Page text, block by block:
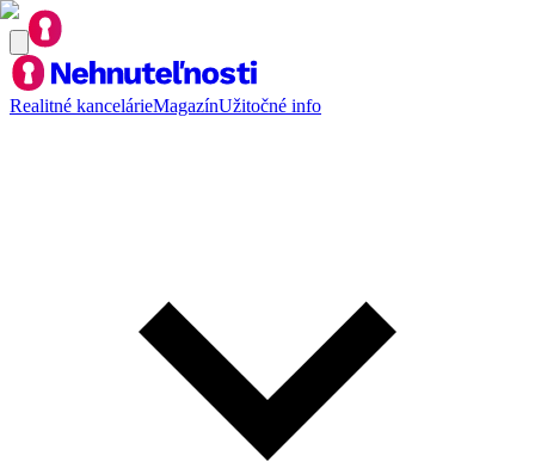
Realitné kancelárieMagazínUžitočné info